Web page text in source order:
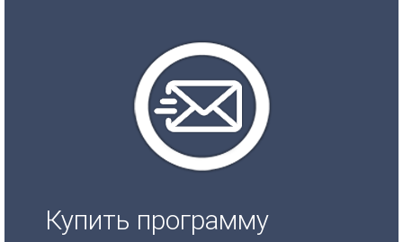
Купить программу